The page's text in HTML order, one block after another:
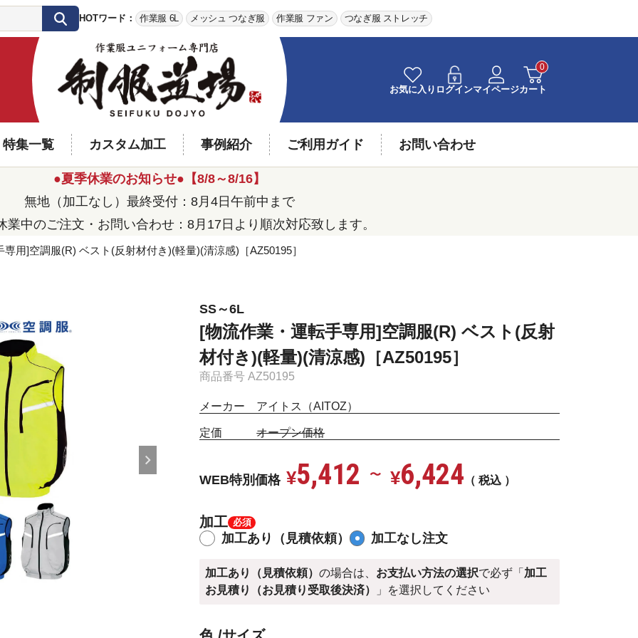
HOTワード： 作業服 6L メッシュ つなぎ服 作業服 ファン つなぎ服 ストレッチ
お気に入り ログインマイページカート
0
特集一覧 カスタム加工 事例紹介 ご利用ガイド お問い合わせ
●夏季休業のお知らせ●【8/8～8/16】
無地（加工なし）最終受付：8月4日午前中まで
業中のご注文・お問い合わせ：8月17日より順次対応致します。
用]空調服(R) ベスト(反射材付き)(軽量)(清涼感)［AZ50195］
SS～6L
[物流作業・運転手専用]空調服(R) ベスト(反射
材付き)(軽量)(清涼感)［AZ50195］
商品番号 AZ50195
メーカー アイトス（AITOZ）
定価オープン価格
WEB特別価格 ¥5,412 〜 ¥6,424 税込
加工
加工あり（見積依頼） 加工なし注文
加工あり（見積依頼）の場合は、 お支払い方法の選択で必ず「 加工
お見積り（お見積り受取後決済）
」を選択してください
色 サイズ